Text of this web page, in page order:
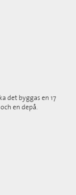
det byggas en 17
en depå.